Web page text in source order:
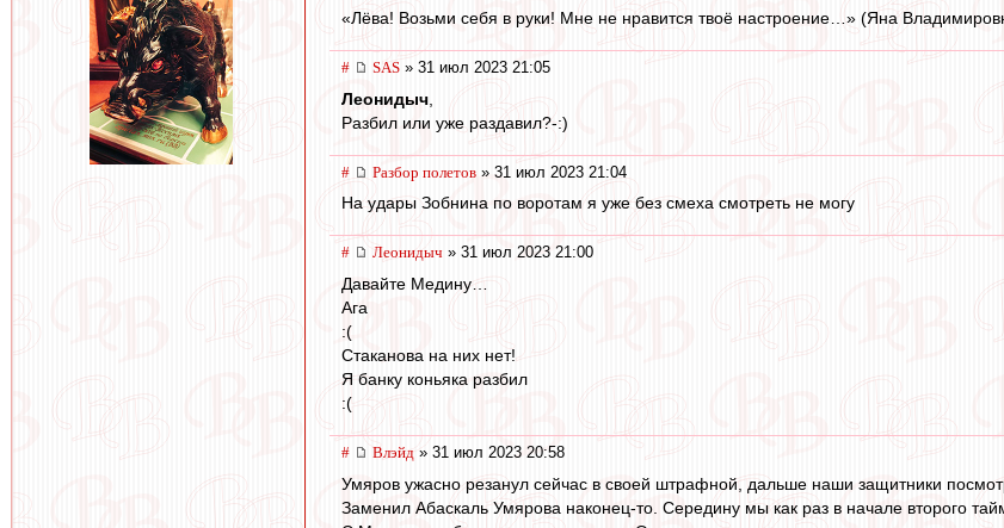
«Лёва! Возьми себя в руки! Мне не нравится твоё настроение…» (Яна
# SAS » 31 июл 2023 21:05
Леонидыч
Разбил или уже раздавил?-:)
# Разбор полетов » 31 июл 2023 21:04
На удары Зобнина по воротам я уже без смеха смотреть не могу
# Леонидыч » 31 июл 2023 21:00
Давайте Медину…
Ага
:(
Стаканова на них нет!
Я банку коньяка разбил
:(
# Влэйд » 31 июл 2023 20:58
Умяров ужасно резанул сейчас в своей штрафной, дальше наши защитники
Заменил Абаскаль Умярова наконец-то. Середину мы как раз в начале второго